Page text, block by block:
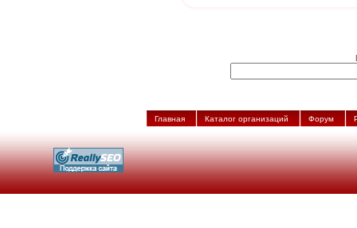
Главная Каталог организаций Форум